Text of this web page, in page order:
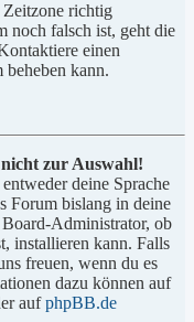
Zeitzone richtig
noch falsch ist, geht die
einen
beheben kann.
zur Auswahl!
deine Sprache
Forum bislang in deine
Board-Administrator, ob
installieren kann. Falls
freuen, wenn du es
dazu können auf
aufphpBB.de